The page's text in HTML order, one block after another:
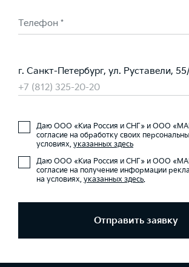
Телефон *
г. Санкт-Петербург, ул. Руставели,
+7 (812) 325-20-20
Даю ООО «Киа Россия и СНГ» и ООО
согласие на обработку своих
условиях, указанных здесь
Даю ООО «Киа Россия и СНГ» и ООО
согласие на получение информации
на условиях, указанных здесь.
Отправить заявку